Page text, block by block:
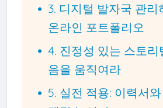
3. 디지털 발자국 관리
온라인 포트폴리오
4. 진정성 있는 스토
음을 움직여라
5. 실전 적용: 이력서